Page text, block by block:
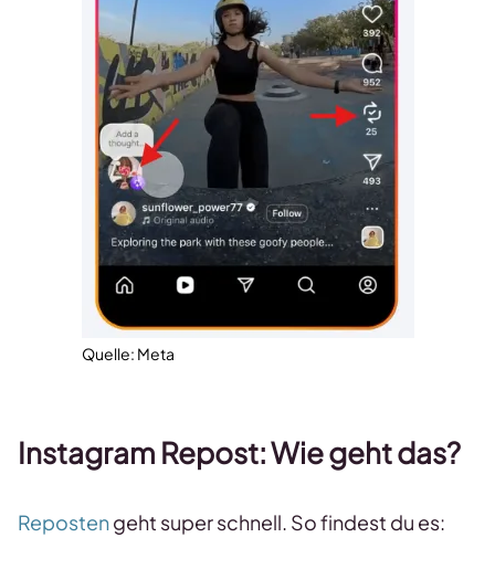
Quelle: Meta
Instagram Repost: Wie geht das?
Repostengeht super schnell. So findest du es: